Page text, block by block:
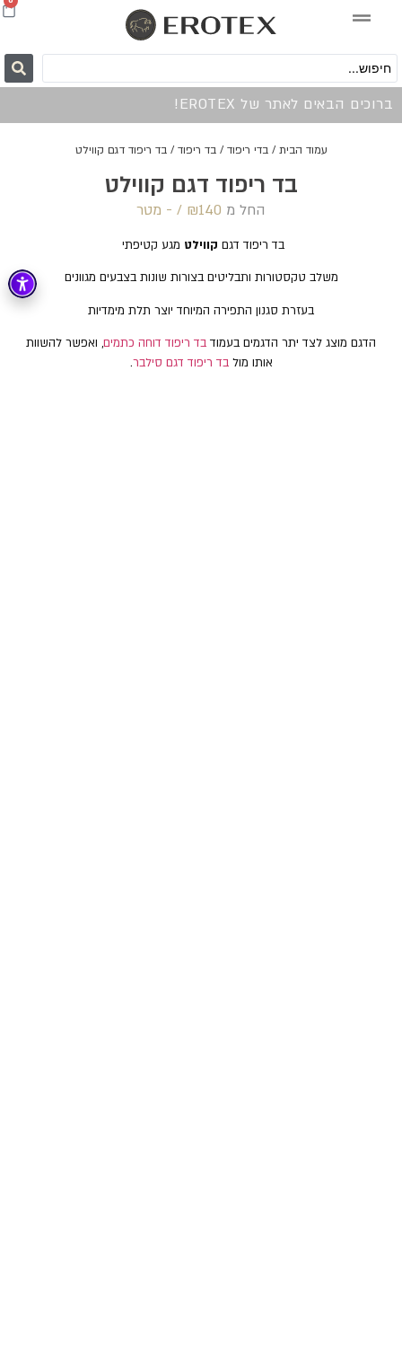
ברוכים הבאים לאתר של EROTEX!
עמוד הבית /בדי ריפוד /בד ריפוד / בד ריפוד דגם קווילט
בד ריפוד דגם קווילט
החל מ ₪140 /‏‏‎ ‎- מטר
בד ריפוד דגם קווילט מגע קטיפתי
משלב טקסטורות ותבליטים בצורות שונות בצבעים מגוונים
בעזרת סגנון התפירה המיוחד יוצר תלת מימדיות
הדגם מוצג לצד יתר הדגמים בעמוד בד ריפוד דוחה כתמים, ואפשר להשוות
אותו מולבד ריפוד דגם סילבר.